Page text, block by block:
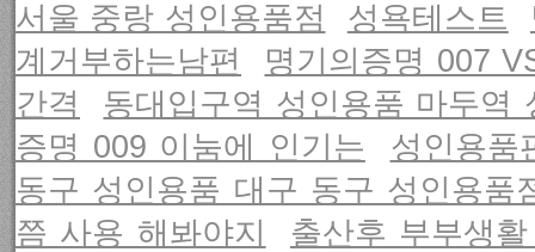
서울 중랑 성인용품점 성욕테스트
계거부하는남편
명기의증명 007
간격
동대입구역 성인용품 마두역
증명 009 이눔에 인기는
성인용품
동구 성인용품 대구 동구 성인용품
쯤 사용 해봐야지
출산후 부부생